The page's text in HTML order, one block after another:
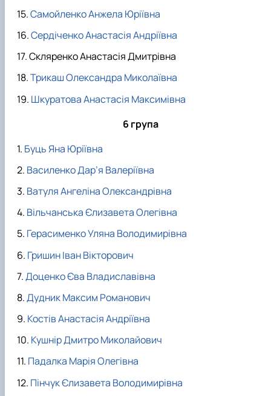
Самойленко Анжела Юріївна
Сердіченко Анастасія Андріївна
Скляренко Анастасія Дмитрівна
Трикаш Олександра Миколаївна
Шкуратова Анастасія Максимівна
6 група
Буць Яна Юріївна
Василенко Дар’я Валеріївна
Ватуля Ангеліна Олександрівна
Вільчанська Єлизавета Олегівна
Герасименко Уляна Володимирівна
Гришин Іван Вікторович
Доценко Єва Владиславівна
Дудник Максим Романович
Костів Анастасія Андріївна
Кушнір Дмитро Миколайович
Падалка Марія Олегівна
Пінчук Єлизавета Володимирівна